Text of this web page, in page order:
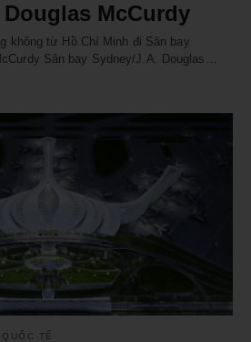
McCurdy
không từ Hồ Chí Minh đi Sân bay
Sân bay Sydney/J.A. Douglas…
TẾ